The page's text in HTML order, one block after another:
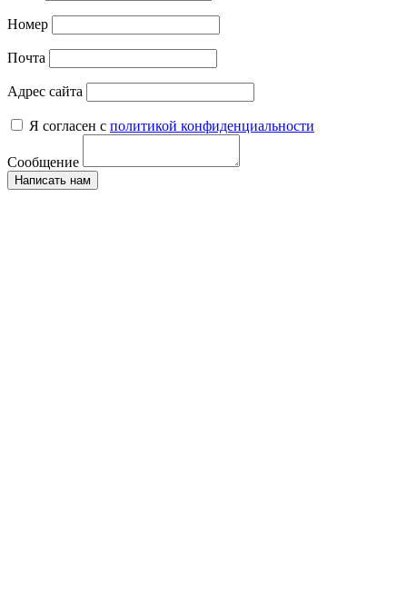
Номер
Почта
Адрес сайта
Я согласен с политикой конфиденциальности
Сообщение
Написать нам